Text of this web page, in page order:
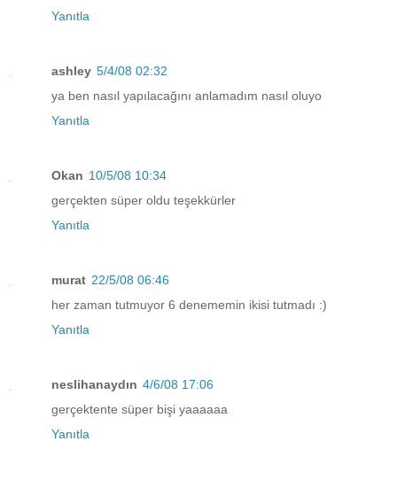
Yanıtla
ashley 5/4/08 02:32
ya ben nasıl yapılacağını anlamadım nasıl oluyo
Yanıtla
Okan 10/5/08 10:34
gerçekten süper oldu teşekkürler
Yanıtla
murat 22/5/08 06:46
her zaman tutmuyor 6 denememin ikisi tutmadı :)
Yanıtla
neslihanaydın 4/6/08 17:06
gerçektente süper bişi yaaaaaa
Yanıtla